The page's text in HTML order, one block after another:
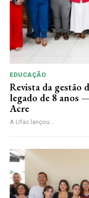
EDUCAÇÃO
Revista da gestão
legado de 8 anos
Acre
A Ufac lançou...